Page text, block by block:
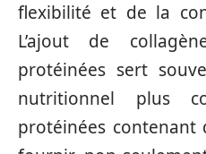
flexibilité et de la
L’ajout de
protéinées sert
nutritionnel plus
protéinées contenant